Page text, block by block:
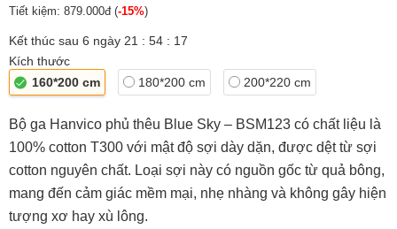
Tiết kiệm: 879.000đ (-15%)
Kết thúc sau 6 ngày 21 : 54 : 17
Kích thước
160*200 cm
180*200 cm 200*220 cm
Bộ ga Hanvico phủ thêu Blue Sky – BSM123 có chất liệu là
100% cotton T300 với mật độ sợi dày dặn, được dệt từ sợi
cotton nguyên chất. Loại sợi này có nguồn gốc từ quả bông,
mang đến cảm giác mềm mại, nhẹ nhàng và không gây hiện
tượng xơ hay xù lông.